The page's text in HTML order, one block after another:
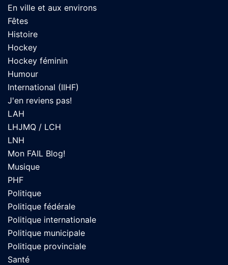
En ville et aux environs
Fêtes
Histoire
Hockey
Hockey féminin
Humour
International (IIHF)
J'en reviens pas!
LAH
LHJMQ / LCH
LNH
Mon FAIL Blog!
Musique
PHF
Politique
Politique fédérale
Politique internationale
Politique municipale
Politique provinciale
Santé